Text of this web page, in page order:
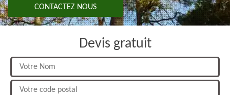
CONTACTEZ NOUS
Devis gratuit